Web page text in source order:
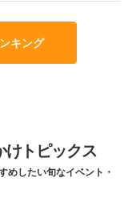
キング
けトピックス
めしたい旬なイベント・